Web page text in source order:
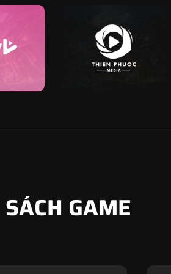
GAME